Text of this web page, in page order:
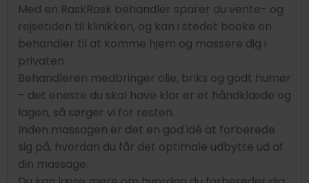
Med en RaskRask behandler sparer du vente- og
rejsetiden til klinikken, og kan i stedet booke en
behandler til at komme hjem og massere dig i
privaten.
Behandleren medbringer olie, briks og godt humør
– det eneste du skal have klar er et håndklæde og
lagen, så sørger vi for resten.
Inden massagen er det en god idé at forberede
sig på, hvordan du får det optimale udbytte ud af
din massage.